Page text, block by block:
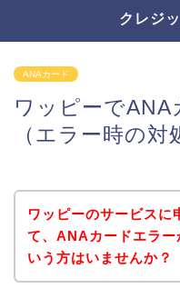
クレジ
ANAカード
ワッピーでANA
（エラー時の対
ワッピーのサービスに
て、ANAカードエラー
いう方はいませんか？